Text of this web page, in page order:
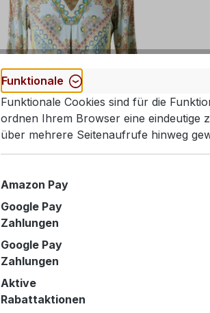
Funktionale
Funktionale Cookies sind für die
ordnen Ihrem Browser eine eindeutige
über mehrere Seitenaufrufe hinweg
Amazon Pay
Google Pay
Zahlungen
Google Pay
Zahlungen
Aktive
Rabattaktionen